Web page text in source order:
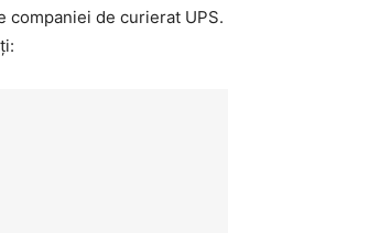
de curierat UPS.